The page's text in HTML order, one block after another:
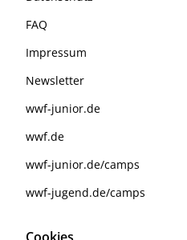
FAQ
Impressum
Newsletter
wwf-junior.de
wwf.de
wwf-junior.de/camps
wwf-jugend.de/camps